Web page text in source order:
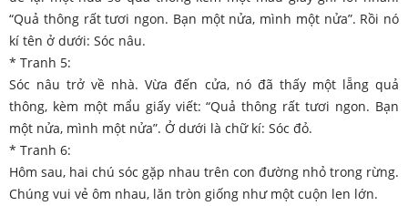
“Quả thông rất tươi ngon. Bạn một nửa, mình một nửa”. Rồi nó
kí tên ở dưới: Sóc nâu.
* Tranh 5:
Sóc nâu trở về nhà. Vừa đến cửa, nó đã thấy một lẵng quả
thông, kèm một mẩu giấy viết: “Quả thông rất tươi ngon. Bạn
một nửa, mình một nửa”. Ở dưới là chữ kí: Sóc đỏ.
* Tranh 6:
Hôm sau, hai chú sóc gặp nhau trên con đường nhỏ trong rừng.
Chúng vui vẻ ôm nhau, lăn tròn giống như một cuộn len lớn.